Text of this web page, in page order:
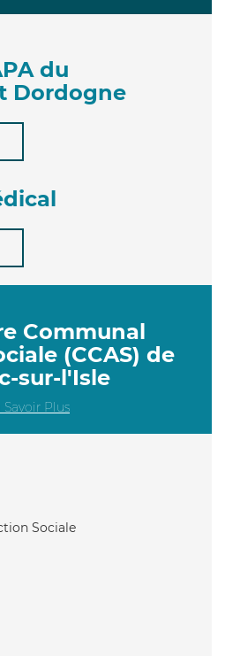
du
Dordogne
Communal
(CCAS) de
sur-l'Isle
Savoir Plus
Sociale